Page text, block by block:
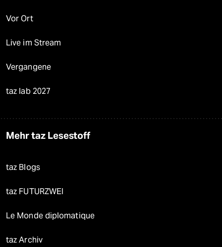
Vor Ort
Live im Stream
Vergangene
taz lab 2027
Mehr taz Lesestoff
taz Blogs
taz FUTURZWEI
Le Monde diplomatique
taz Archiv